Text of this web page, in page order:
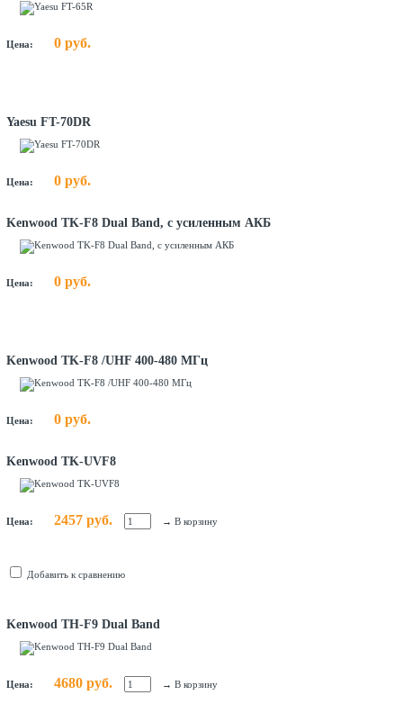
Цена: 0 руб.
Yaesu FT-70DR
Цена: 0 руб.
Kenwood TK-F8 Dual Band, с усиленным АКБ
Цена: 0 руб.
Kenwood TK-F8 /UHF 400-480 МГц
Цена: 0 руб.
Kenwood TK-UVF8
Цена: 2457 руб. → В корзину
Добавить к сравнению
Kenwood TH-F9 Dual Band
Цена: 4680 руб. → В корзину